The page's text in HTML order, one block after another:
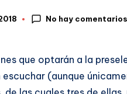
No hay comentarios
que optarán a la
(aunque